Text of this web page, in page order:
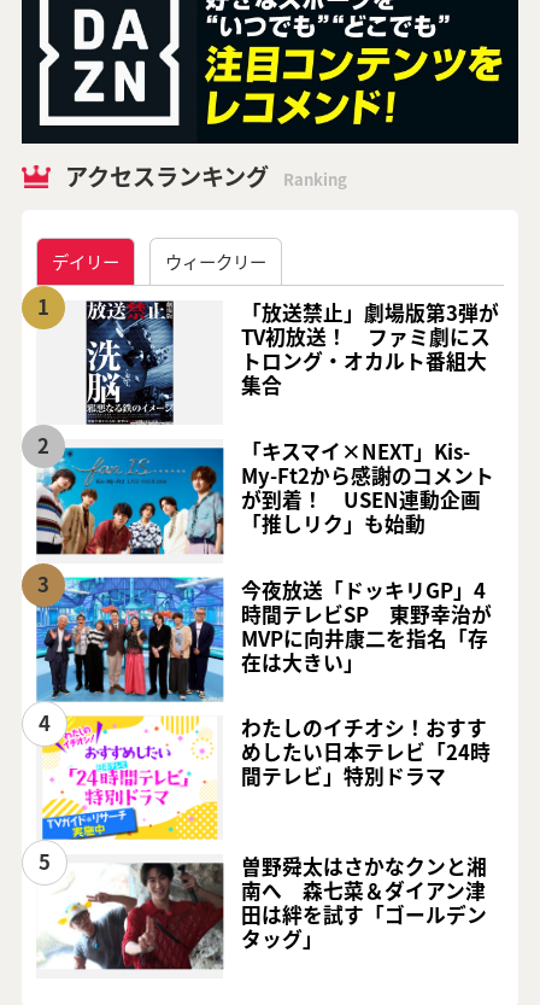
アクセスランキング Ranking
デイリー ウィークリー
1
「放送禁止」劇場版第3弾が
TV初放送！ ファミ劇にス
トロング・オカルト番組大
集合
2
「キスマイ×NEXT」Kis-
My-Ft2から感謝のコメント
が到着！ USEN連動企画
「推しリク」も始動
3
今夜放送「ドッキリGP」4
時間テレビSP 東野幸治が
MVPに向井康二を指名「存
在は大きい」
4
わたしのイチオシ！おすす
めしたい日本テレビ「24時
間テレビ」特別ドラマ
5
曽野舜太はさかなクンと湘
南へ 森七菜＆ダイアン津
田は絆を試す「ゴールデン
タッグ」